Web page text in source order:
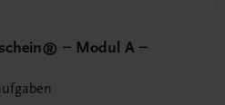
– Modul A –